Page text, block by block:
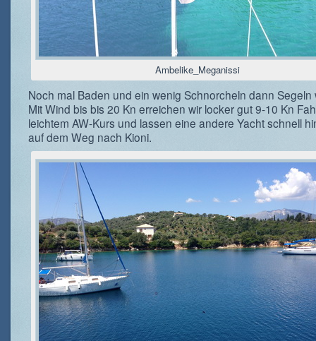
Ambelike_Meganissi
Noch mal Baden und ein wenig Schnorcheln dann Segeln
Mit Wind bis bis 20 Kn erreichen wir locker gut 9-10 Kn
leichtem AW-Kurs und lassen eine andere Yacht schnell
auf dem Weg nach Kioni.